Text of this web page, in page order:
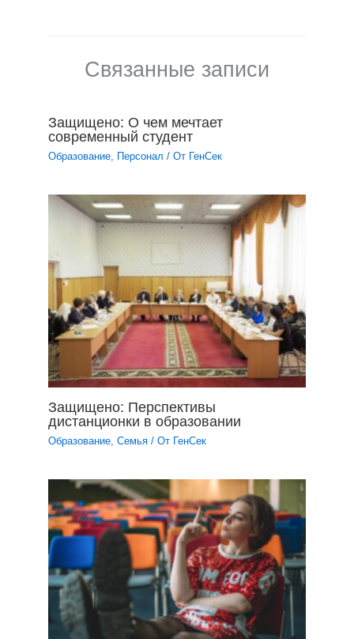
Связанные записи
Защищено: О чем мечтает
современный студент
Образование Персонал / От ГенСек
Защищено: Перспективы
дистанционки в образовании
Образование,Семья / От ГенСек